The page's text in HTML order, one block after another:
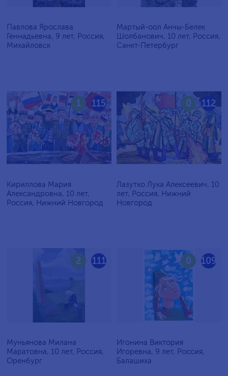
Павлова Ярослава
Геннадьевна, 9 лет, Россия,
Михайловск
Мартый-оол Анчы-Белек
Шолбанович, 10 лет, Россия,
Санкт-Петербург
115
1
Кириллова Мария
Александровна, 10 лет,
Россия, Нижний Новгород
112
0
Лазутко Лука Алексеевич, 10
лет, Россия, Нижний
Новгород
111
2
Муньянова Милана
Маратовна, 10 лет, Россия,
Оренбург
109
0
Игонина Виктория
Игоревна, 9 лет, Россия,
Балашиха